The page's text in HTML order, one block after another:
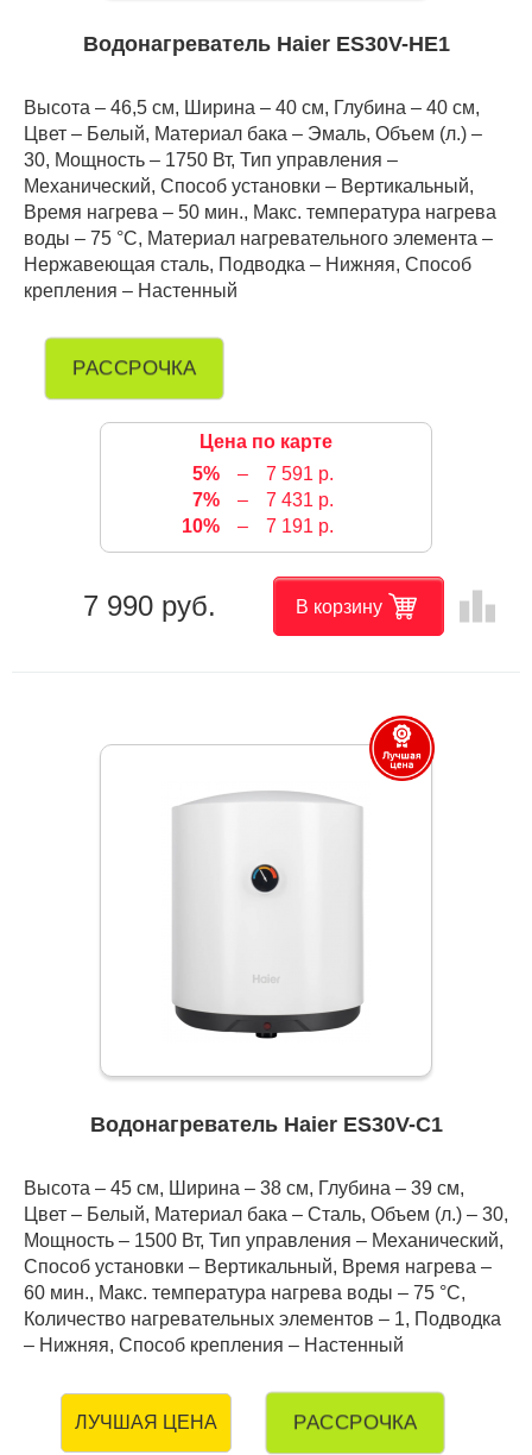
Водонагреватель Haier ES30V-HE1
Высота – 46,5 см, Ширина – 40 см, Глубина – 40 см,
Цвет – Белый, Материал бака – Эмаль, Объем (л.) –
30, Мощность – 1750 Вт, Тип управления –
Механический, Способ установки – Вертикальный,
Время нагрева – 50 мин., Макс. температура нагрева
воды – 75 °С, Материал нагревательного элемента –
Нержавеющая сталь, Подводка – Нижняя, Способ
крепления – Настенный
РАССРОЧКА
Цена по карте
5%
–
7 591 р.
7%
–
7 431 р.
10%
– 7 191 р.
7 990 руб. В корзину leaderboard
Водонагреватель Haier ES30V-C1
Высота – 45 см, Ширина – 38 см, Глубина – 39 см,
Цвет – Белый, Материал бака – Сталь, Объем (л.) – 30,
Мощность – 1500 Вт, Тип управления – Механический,
Способ установки – Вертикальный, Время нагрева –
60 мин., Макс. температура нагрева воды – 75 °С,
Количество нагревательных элементов – 1, Подводка
– Нижняя, Способ крепления – Настенный
ЛУЧШАЯ ЦЕНА РАССРОЧКА